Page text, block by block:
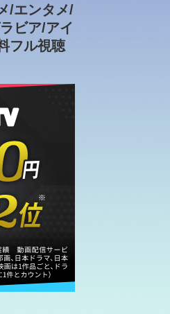
/エンタメ/
ビア/アイ
フル視聴